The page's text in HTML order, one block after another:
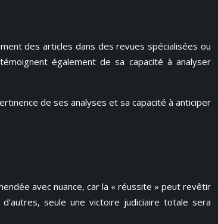
des articles dans des revues spécialisées ou
également de sa capacité à analyser
de ses analyses et sa capacité à anticiper
avec nuance, car la « réussite » peut revêtir
seule une victoire judiciaire totale sera